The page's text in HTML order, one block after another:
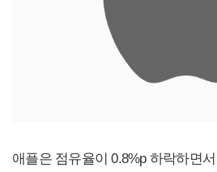
애플은 점유율이 0.8%p 하락하면